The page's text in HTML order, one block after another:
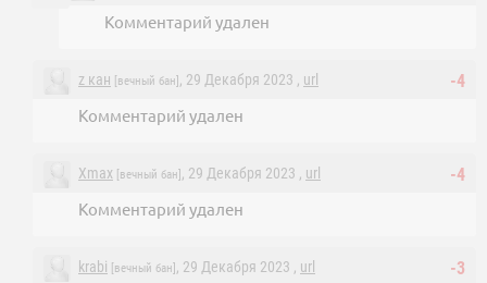
Комментарий удален
-4
z кан [вечный бан] , 29 Декабря 2023 , url
Комментарий удален
-4
Xmax [вечный бан] , 29 Декабря 2023 , url
Комментарий удален
-3
krabi [вечный бан] , 29 Декабря 2023 , url